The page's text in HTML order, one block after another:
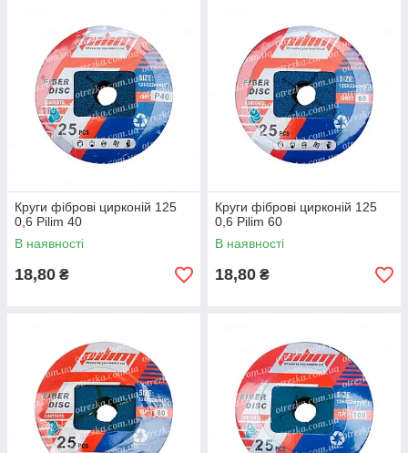
Круги фіброві цирконій 125
0,6 Pilim 40
В наявності
18,80 ₴
Круги фіброві цирконій 125
0,6 Pilim 60
В наявності
18,80 ₴